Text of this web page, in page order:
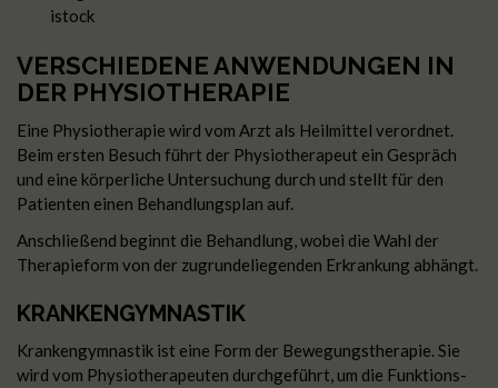
istock
VERSCHIEDENE ANWENDUNGEN IN
DER PHYSIOTHERAPIE
Eine Physiotherapie wird vom Arzt als Heilmittel verordnet.
Beim ersten Besuch führt der Physiotherapeut ein Gespräch
und eine körperliche Untersuchung durch und stellt für den
Patienten einen Behandlungsplan auf.
Anschließend beginnt die Behandlung, wobei die Wahl der
Therapieform von der zugrundeliegenden Erkrankung abhängt.
KRANKENGYMNASTIK
Krankengymnastik ist eine Form der Bewegungstherapie. Sie
wird vom Physiotherapeuten durchgeführt, um die Funktions-